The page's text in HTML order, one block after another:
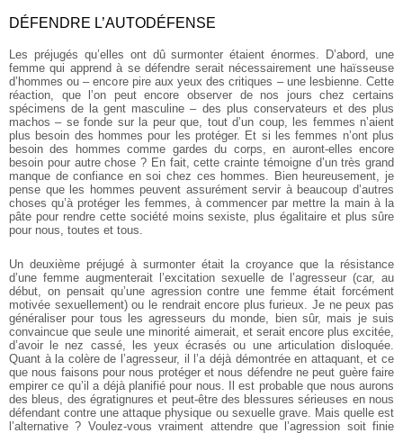
DÉFENDRE L’AUTODÉFENSE
Les préjugés qu’elles ont dû surmonter étaient énormes. D’abord, une
femme qui apprend à se défendre serait nécessairement une haïsseuse
d’hommes ou – encore pire aux yeux des critiques – une lesbienne. Cette
réaction, que l’on peut encore observer de nos jours chez certains
spécimens de la gent masculine – des plus conservateurs et des plus
machos – se fonde sur la peur que, tout d’un coup, les femmes n’aient
plus besoin des hommes pour les protéger. Et si les femmes n’ont plus
besoin des hommes comme gardes du corps, en auront-elles encore
besoin pour autre chose ? En fait, cette crainte témoigne d’un très grand
manque de confiance en soi chez ces hommes. Bien heureusement, je
pense que les hommes peuvent assurément servir à beaucoup d’autres
choses qu’à protéger les femmes, à commencer par mettre la main à la
pâte pour rendre cette société moins sexiste, plus égalitaire et plus sûre
pour nous, toutes et tous.
Un deuxième préjugé à surmonter était la croyance que la résistance
d’une femme augmenterait l’excitation sexuelle de l’agresseur (car, au
début, on pensait qu’une agression contre une femme était forcément
motivée sexuellement) ou le rendrait encore plus furieux. Je ne peux pas
généraliser pour tous les agresseurs du monde, bien sûr, mais je suis
convaincue que seule une minorité aimerait, et serait encore plus excitée,
d’avoir le nez cassé, les yeux écrasés ou une articulation disloquée.
Quant à la colère de l’agresseur, il l’a déjà démontrée en attaquant, et ce
que nous faisons pour nous protéger et nous défendre ne peut guère faire
empirer ce qu’il a déjà planifié pour nous. Il est probable que nous aurons
des bleus, des égratignures et peut-être des blessures sérieuses en nous
défendant contre une attaque physique ou sexuelle grave. Mais quelle est
l’alternative ? Voulez-vous vraiment attendre que l’agression soit finie